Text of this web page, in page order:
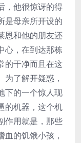
，他很惊讶的得
是母亲所开设的
恩和他的朋友还
心，在到达那栋
的干净而且在这
了解开疑惑，
下的一个惊人现
的机器，这个机
作用就是，那些
的饥饿小孩，